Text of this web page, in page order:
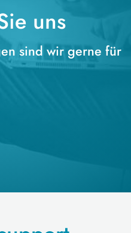
uns
sind wir gerne für